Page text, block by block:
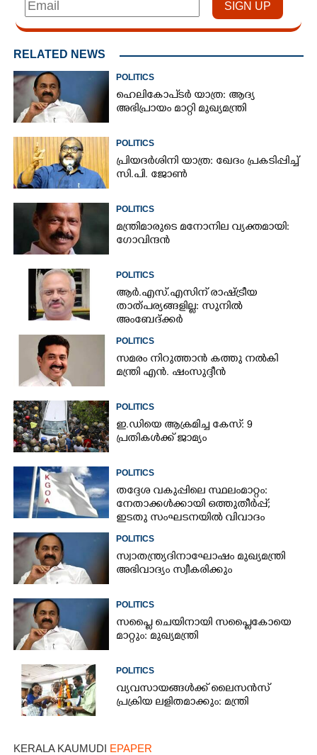
RELATED NEWS
POLITICS
ഹെലികോപ്ടർ യാത്ര: ആദ്യ
അഭിപ്രായം മാറ്റി മുഖ്യമന്ത്രി
POLITICS
പ്രിയദർശിനി യാത്ര: ഖേദം പ്രകടിപ്പിച്ച്
സി.പി. ജോൺ
POLITICS
മന്ത്രിമാരുടെ മനോനില വ്യക്തമായി:
ഗോവിന്ദൻ
POLITICS
ആർ.എസ്.എസിന് രാഷ്ട്രീയ
താത്പര്യങ്ങളില്ല: സുനിൽ
അംബേദ്ക്കർ
POLITICS
സമരം നിറുത്താൻ കത്തു നൽകി
മന്ത്രി എൻ. ഷംസുദ്ദീൻ
POLITICS
ഇ.ഡിയെ ആക്രമിച്ച കേസ്: 9
പ്രതികൾക്ക് ജാമ്യം
POLITICS
തദ്ദേശ വകുപ്പിലെ സ്ഥലംമാറ്റം:
നേതാക്കൾക്കായി ഒത്തുതീർപ്പ്;
ഇടതു സംഘടനയിൽ വിവാദം
POLITICS
സ്വാതന്ത്ര്യദിനാഘോഷം മുഖ്യമന്ത്രി
അഭിവാദ്യം സ്വീകരിക്കും
POLITICS
സപ്ലൈ ചെയിനായി സപ്ലൈകോയെ
മാറ്റും: മുഖ്യമന്ത്രി
POLITICS
വ്യവസായങ്ങൾക്ക് ലൈസൻസ്
പ്രക്രിയ ലളിതമാക്കും: മന്ത്രി
KERALA KAUMUDI EPAPER